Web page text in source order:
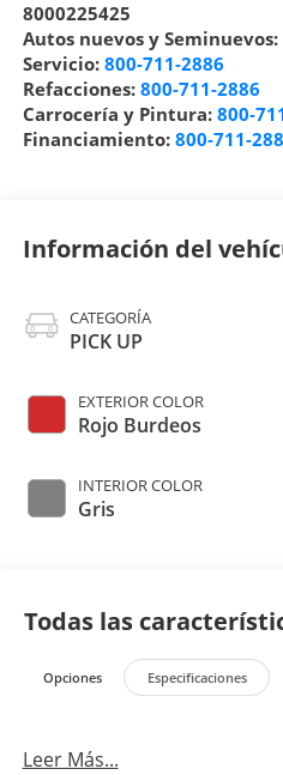
8000225425
Autos nuevos y Seminuevos:
Servicio: 800-711-2886
Refacciones: 800-711-2886
Carrocería y Pintura: 800-
Financiamiento: 800-711-
Información del
CATEGORÍA
PICK UP
EXTERIOR COLOR
Rojo Burdeos
INTERIOR COLOR
Gris
Todas las
Opciones Especificaciones
Leer Más...